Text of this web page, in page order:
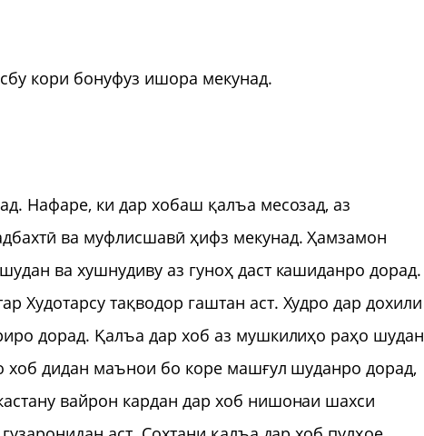
кори бонуфуз ишора мекунад.
Нафаре, ки дар хобаш қалъа месозад, аз
ва муфлисшавӣ ҳифз мекунад. Ҳамзамон
ва хушнудиву аз гуноҳ даст кашиданро дорад.
тақводор гаштан аст. Худро дар дохили
дорад. Қалъа дар хоб аз мушкилиҳо раҳо шудан
хоб дидан маънои бо коре машғул шуданро дорад,
вайрон кардан дар хоб нишонаи шахси